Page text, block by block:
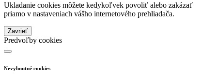
Ukladanie cookies môžete kedykoľvek povoliť alebo zakázať
priamo v nastaveniach vášho internetového prehliadača.
Zavrieť
Predvoľby cookies
Nevyhnutné cookies